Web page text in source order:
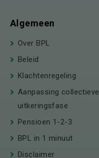
Algemeen
Over BPL
Beleid
Klachtenregeling
Aanpassing collectieve
uitkeringsfase
Pensioen 1-2-3
BPL in 1 minuut
Disclaimer